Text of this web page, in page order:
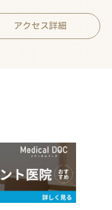
アクセス詳細